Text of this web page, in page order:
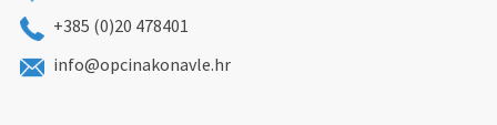
+385 (0)20 478401
info@opcinakonavle.hr